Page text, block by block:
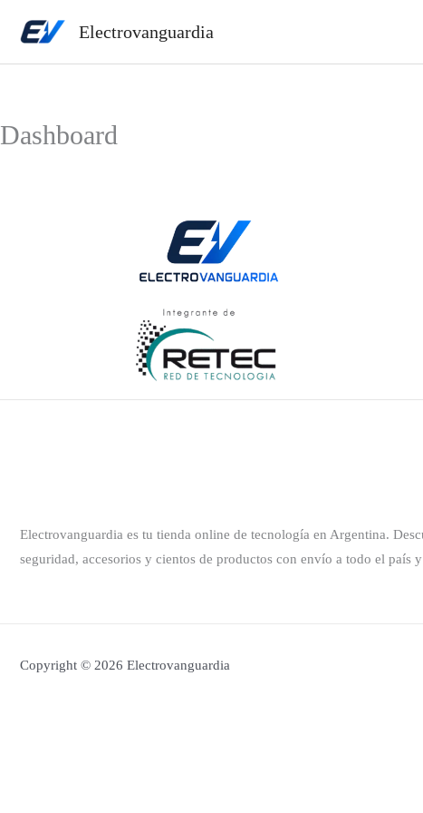
Electrovanguardia
Dashboard
Electrovanguardia es tu tienda online de tecnología en Argentina.
seguridad, accesorios y cientos de productos con envío a todo el país
Copyright © 2026 Electrovanguardia